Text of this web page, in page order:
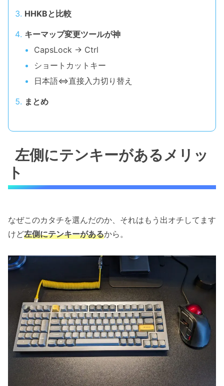
HHKBと比較
キーマップ変更ツールが神
CapsLock → Ctrl
ショートカットキー
日本語⇔直接入力切り替え
まとめ
左側にテンキーがあるメリッ
ト
なぜこのカタチを選んだのか、それはもう出オチしてます
けど左側にテンキーがあるから。